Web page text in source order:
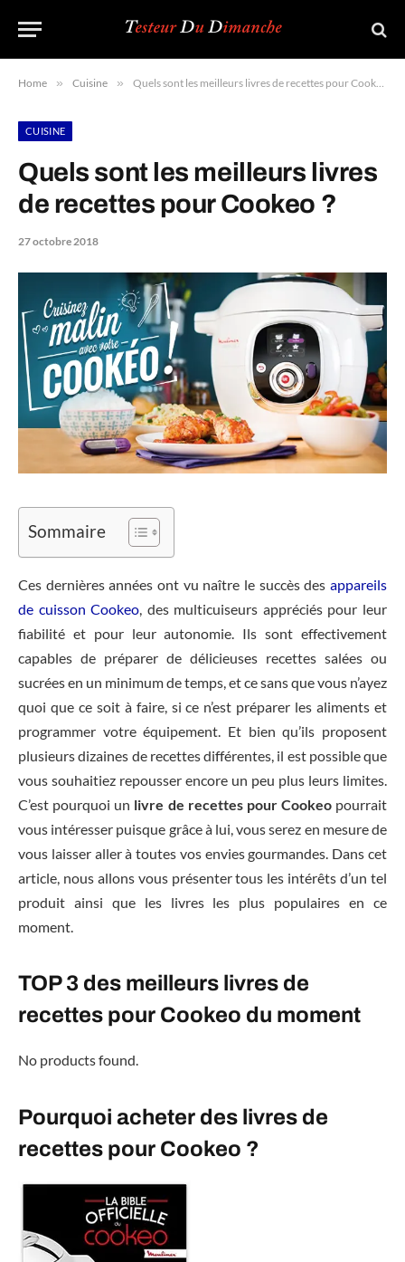
Home » Cuisine » Quels sont les meilleurs livres de recettes pour Cookeo ?
CUISINE
Quels sont les meilleurs livres
de recettes pour Cookeo ?
27 octobre 2018
Sommaire
Ces dernières années ont vu naître le succès des appareils
de cuisson Cookeo, des multicuiseurs appréciés pour leur
fiabilité et pour leur autonomie. Ils sont effectivement
capables de préparer de délicieuses recettes salées ou
sucrées en un minimum de temps, et ce sans que vous n’ayez
quoi que ce soit à faire, si ce n’est préparer les aliments et
programmer votre équipement. Et bien qu’ils proposent
plusieurs dizaines de recettes différentes, il est possible que
vous souhaitiez repousser encore un peu plus leurs limites.
C’est pourquoi un livre de recettes pour Cookeopourrait
vous intéresser puisque grâce à lui, vous serez en mesure de
vous laisser aller à toutes vos envies gourmandes. Dans cet
article, nous allons vous présenter tous les intérêts d’un tel
produit ainsi que les livres les plus populaires en ce
moment.
TOP 3 des meilleurs livres de
recettes pour Cookeo du moment
No products found.
Pourquoi acheter des livres de
recettes pour Cookeo ?